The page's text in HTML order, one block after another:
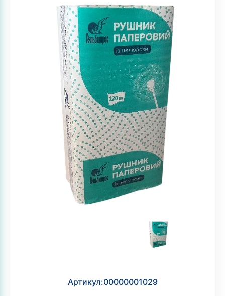
Артикул:00000001029